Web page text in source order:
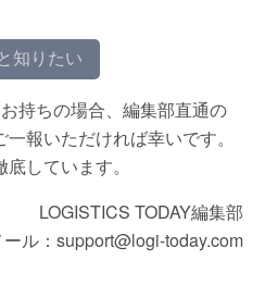
知りたい
持ちの場合、編集部直通の
報いただければ幸いです。
しています。
LOGISTICS TODAY編集部
ール：support@logi-today.com